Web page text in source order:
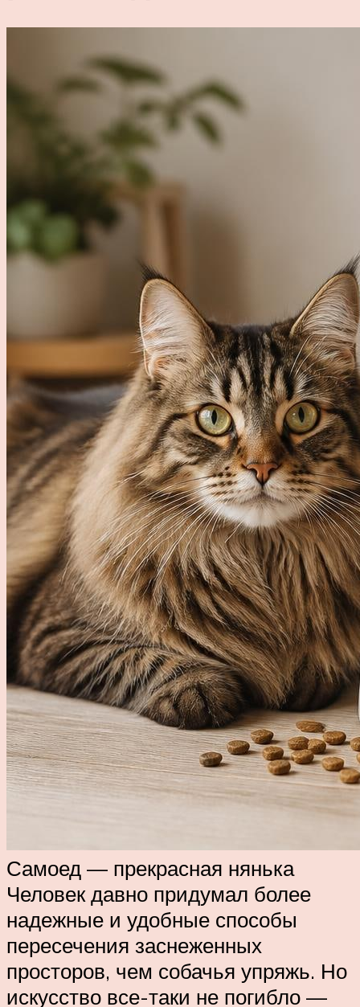
Самоед — прекрасная нянька
Человек давно придумал более
надежные и удобные способы
пересечения заснеженных
просторов, чем собачья упряжь. Но
искусство все-таки не погибло —